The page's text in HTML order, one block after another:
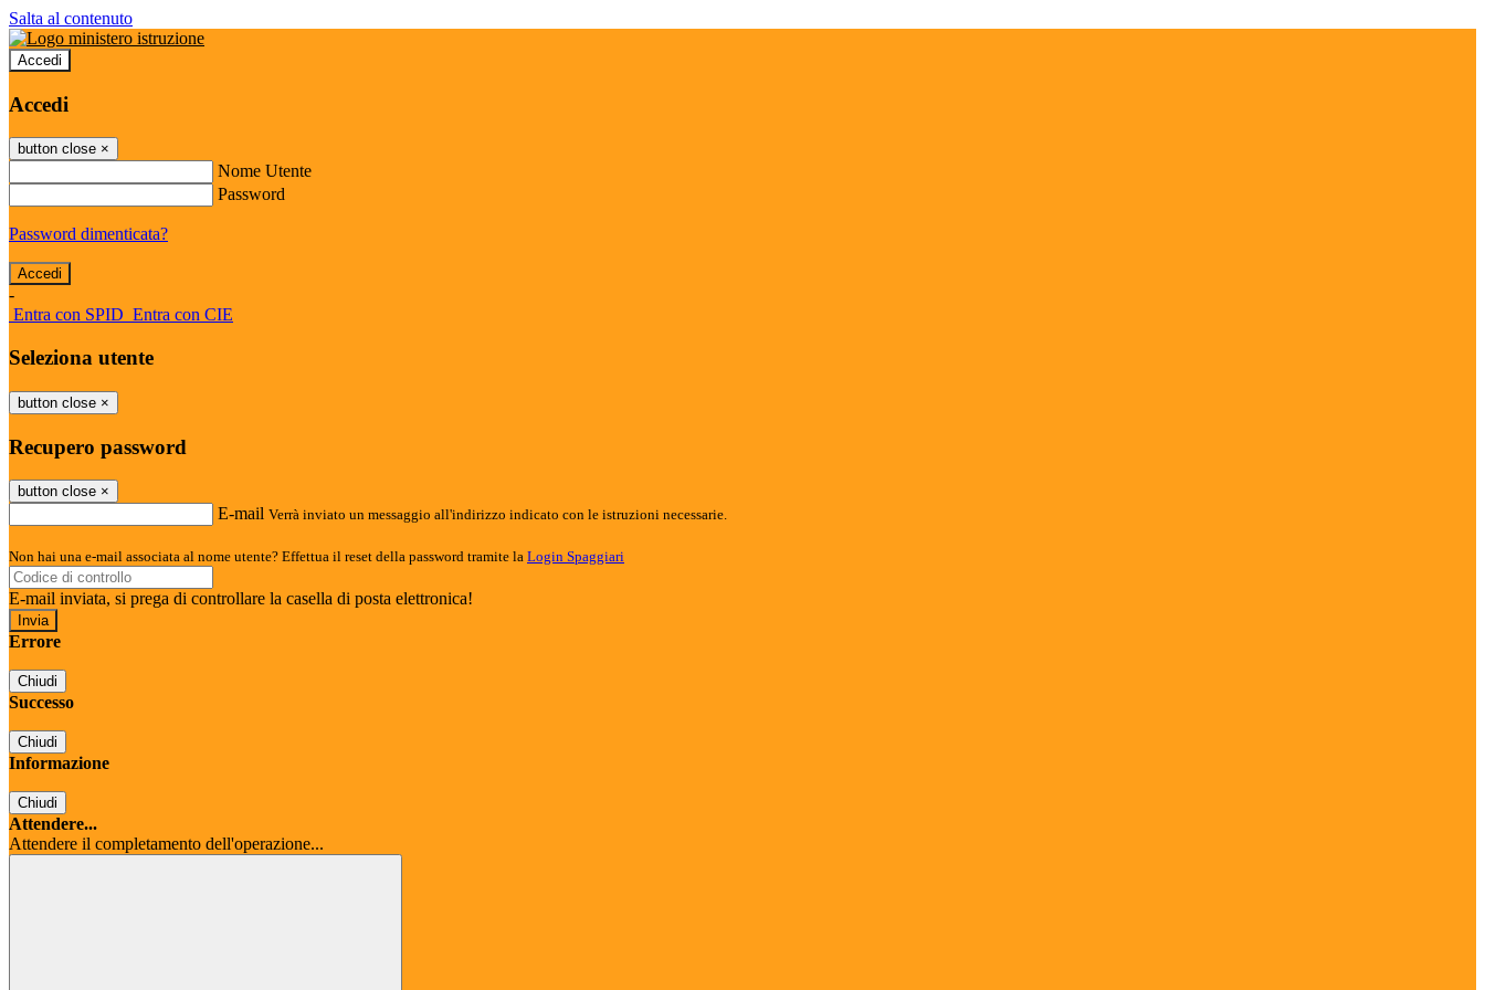
Salta al contenuto
Accedi
Accedi
button close ×
Nome Utente
Password
Password dimenticata?
-
Entra con SPID Entra con CIE
Seleziona utente
button close ×
Recupero password
button close ×
E-mail Verrà inviato un messaggio all'indirizzo indicato con le istruzioni necessarie.
Non hai una e-mail associata al nome utente? Effettua il reset della password tramite la Login Spaggiari
E-mail inviata, si prega di controllare la casella di posta elettronica!
Errore
Chiudi
Successo
Chiudi
Informazione
Chiudi
Attendere...
Attendere il completamento dell'operazione...